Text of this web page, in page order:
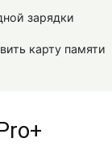
зарядки
карту памяти